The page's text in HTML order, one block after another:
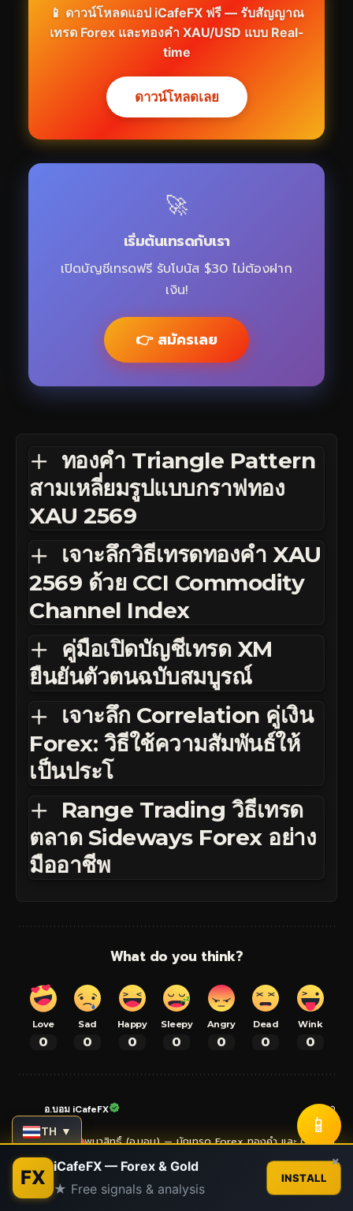
📱 ดาวน์โหลดแอป iCafeFX ฟรี — รับสัญญาณ
เทรด Forex และทองคำ XAU/USD แบบ Real-
time
ดาวน์โหลดเลย
🚀
เริ่มต้นเทรดกับเรา
เปิดบัญชีเทรดฟรี รับโบนัส $30 ไม่ต้องฝาก
เงิน!
👉 สมัครเลย
ทองคำ Triangle Pattern
สามเหลี่ยมรูปแบบกราฟทอง
XAU 2569
เจาะลึกวิธีเทรดทองคำ XAU
2569 ด้วย CCI Commodity
Channel Index
คู่มือเปิดบัญชีเทรด XM
ยืนยันตัวตนฉบับสมบูรณ์
เจาะลึก Correlation คู่เงิน
Forex: วิธีใช้ความสัมพันธ์ให้
เป็นประโ
Range Trading วิธีเทรด
ตลาด Sideways Forex อย่าง
มืออาชีพ
What do you think?
Love
0
Sad
0
Happy
0
Sleepy
0
Angry
0
Dead
0
Wink
0
อ.บอม iCafeFX
กิตติทัศน์ เจริญพนาสิทธิ์ (อ.บอม) — นักเทรด Forex ทองคำ และ Crypto
มากกว่า 13 ปี ประสบการณ์เทรดจริงในตลาด Forex ทองคำ และคริปโต
XM VIP Partner ที่ใช้บัญชีจริง ถ่ายทอดความรู้และกลยุทธ์จาก
ประสบการณ์ตรงผ่านบทความ คู่มือ และสัญญาณเทรด ผู้ก่อตั้งเครือข่าย
TH ▼ 📱
FX iCafeFX — Forex & Gold
★ Free signals & analysis
INSTALL
×
Contact us
Open